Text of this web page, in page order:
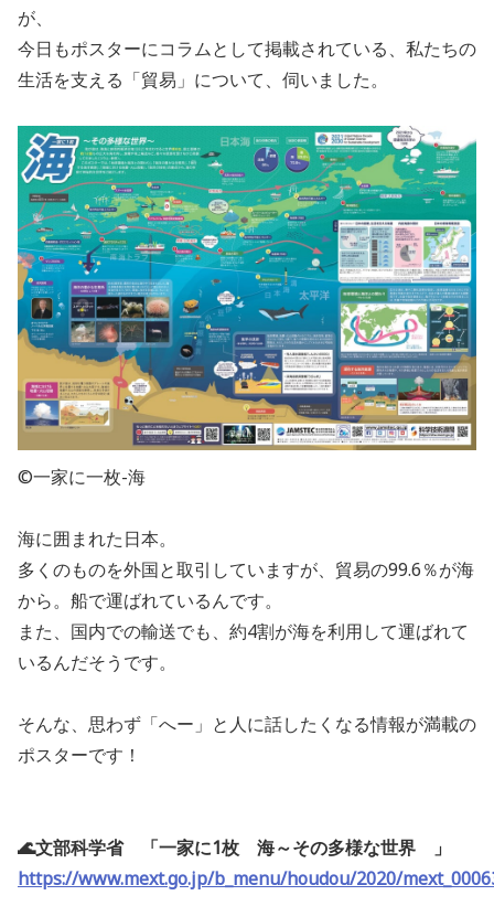
が、
今日もポスターにコラムとして掲載されている、私たちの
生活を支える「貿易」について、伺いました。
©一家に一枚-海
海に囲まれた日本。
多くのものを外国と取引していますが、貿易の99.6％が海
から。船で運ばれているんです。
また、国内での輸送でも、約4割が海を利用して運ばれて
いるんだそうです。
そんな、思わず「へー」と人に話したくなる情報が満載の
ポスターです！
🌊文部科学省 「一家に1枚 海～その多様な世界 」
https://www.mext.go.jp/b_menu/houdou/2020/